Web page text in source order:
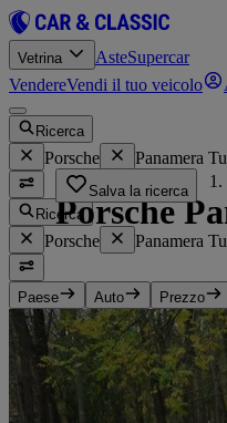
Vetrina AsteSupercar
VendereVendi il tuo veicolo
Ricerca
Porsche Panamera
Ricerca
Porsche Panamera
Paese Auto Prezzo
Porsche
Salva la ricerca